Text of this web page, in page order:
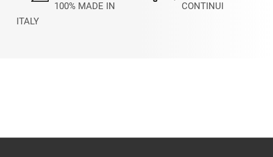
100% MADE IN
ITALY
CONTINUI